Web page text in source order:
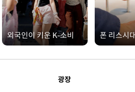
외국인이 키운 K-소비 폰 리스시
광장